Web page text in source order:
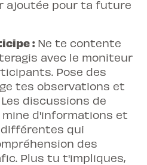
ajoutée pour ta future
: Ne te contente
avec le moniteur
Pose des
tes observations et
discussions de
d'informations et
qui
des
Plus tu t'impliques,